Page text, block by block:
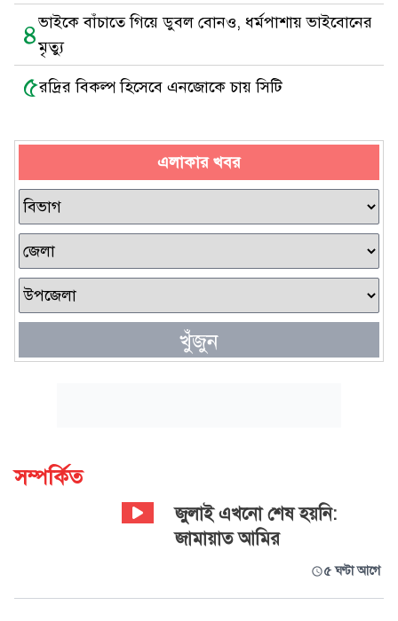
৪ভাইকে বাঁচাতে গিয়ে ডুবল বোনও, ধর্মপাশায় ভাইবোনের
মৃত্যু
৫রদ্রির বিকল্প হিসেবে এনজোকে চায় সিটি
এলাকার খবর
খুঁজুন
সম্পর্কিত
জুলাই এখনো শেষ হয়নি:
জামায়াত আমির
৫ ঘণ্টা আগে